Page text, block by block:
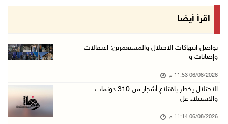
الرئيس يستقبل مجلس بلدية رام الله ويشدد على د ...
جماهير شعبنا تشيع جثمان الشهيد علاء صبيح في ت ...
الاحتلال يوسع حملات الدهم والاعتقال في قلنديا ...
الرئيس المصري وملك البحرين يشددان على ضرورة ت ...
اقرأ أيضا
تواصل انتهاكات الاحتلال والمستعمرين: اعتقالات
وإصابات و
06/08/2026 11:53 م
الاحتلال يخطر باقتلاع أشجار من 310 دونمات
والاستيلاء عل
06/08/2026 11:14 م